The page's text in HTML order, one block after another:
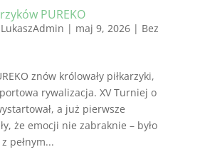
PUREKO
LukaszAdmin | maj 9, 2026| Bez
znów królowały piłkarzyki,
rywalizacja. XV Turniej o
a już pierwsze
że emocji nie zabraknie – było
pełnym...